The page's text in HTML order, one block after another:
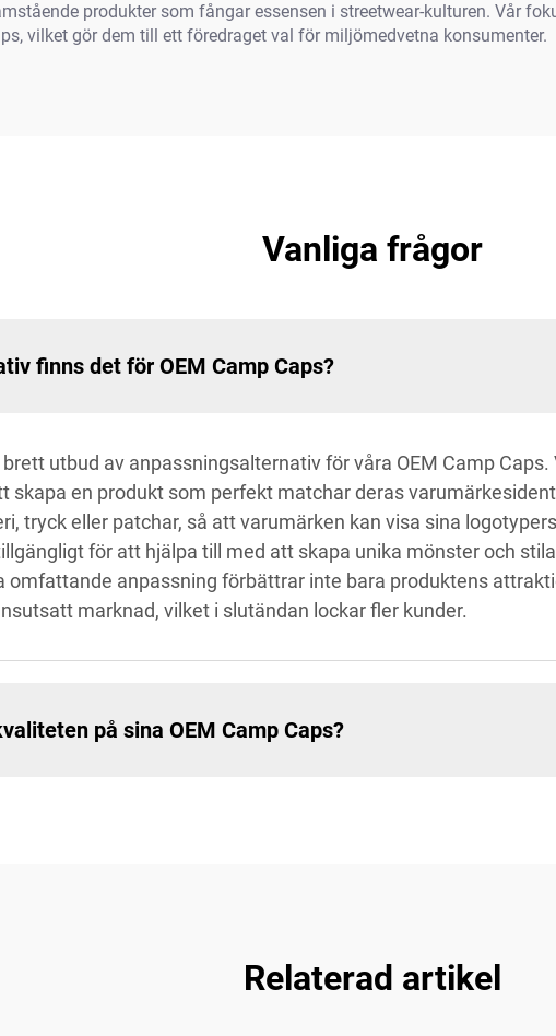
produkter som fångar essensen i streetwear-kulturen. Vår
vilket gör dem till ett föredraget val för miljömedvetna konsumenter.
Vanliga frågor
finns det för OEM Camp Caps?
utbud av anpassningsalternativ för våra OEM Camp
skapa en produkt som perfekt matchar deras
tryck eller patchar, så att varumärken kan visa sina
för att hjälpa till med att skapa unika mönster och
omfattande anpassning förbättrar inte bara produktens
marknad, vilket i slutändan lockar fler kunder.
på sina OEM Camp Caps?
Relaterad artikel